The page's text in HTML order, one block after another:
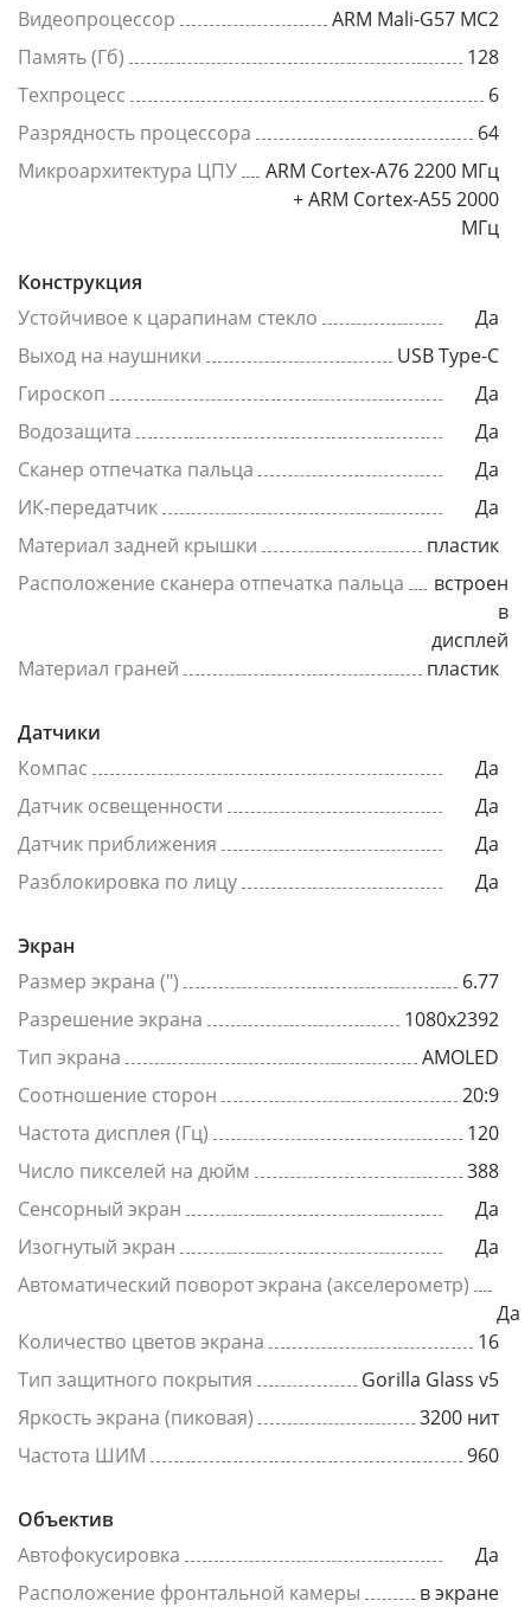
Видеопроцессор
ARM Mali-G57 MC2
Память (Гб)
128
Техпроцесс
6
Разрядность процессора
64
Микроархитектура ЦПУ
ARM Cortex-A76 2200 МГц
+ ARM Cortex-A55 2000
МГц
Конструкция
Устойчивое к царапинам стекло
Да
Выход на наушники
USB Type-C
Гироскоп
Да
Водозащита
Да
Сканер отпечатка пальца
Да
ИК-передатчик
Да
Материал задней крышки
пластик
Расположение сканера отпечатка пальца
встроен
в
дисплей
Материал граней
пластик
Датчики
Компас
Да
Датчик освещенности
Да
Датчик приближения
Да
Разблокировка по лицу
Да
Экран
Размер экрана (")
6.77
Разрешение экрана
1080x2392
Тип экрана
AMOLED
Соотношение сторон
20:9
Частота дисплея (Гц)
120
Число пикселей на дюйм
388
Сенсорный экран
Да
Изогнутый экран
Да
Автоматический поворот экрана (акселерометр)
Да
Количество цветов экрана
16
Тип защитного покрытия
Gorilla Glass v5
Яркость экрана (пиковая)
3200 нит
Частота ШИМ
960
Объектив
Автофокусировка
Да
Расположение фронтальной камеры
в экране